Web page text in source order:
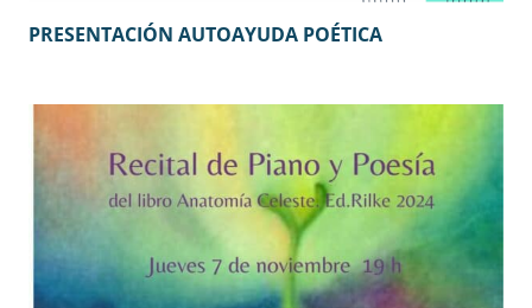
PRESENTACIÓN AUTOAYUDA POÉTICA